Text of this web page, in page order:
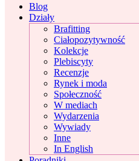
Blog
Działy
Brafitting
Ciałopozytywność
Kolekcje
Plebiscyty
Recenzje
Rynek i moda
Społeczność
W mediach
Wydarzenia
Wywiady
Inne
In English